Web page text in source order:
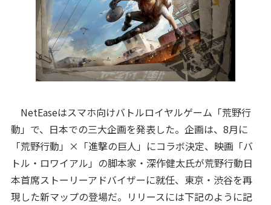
NetEaseはスマホ向けバトルロイヤルゲーム「荒野行
動」で、日本での三大企画を発表した。企画は、8月に
「荒野行動」×「進撃の巨人」にコラボ決定、映画「バ
トル・ロワイアル」の脚本家・深作健太氏が荒野行動日
本首席ストーリーアドバイザーに就任、東京・渋谷を再
現した新マップの登場だ。リリースには下記のように記